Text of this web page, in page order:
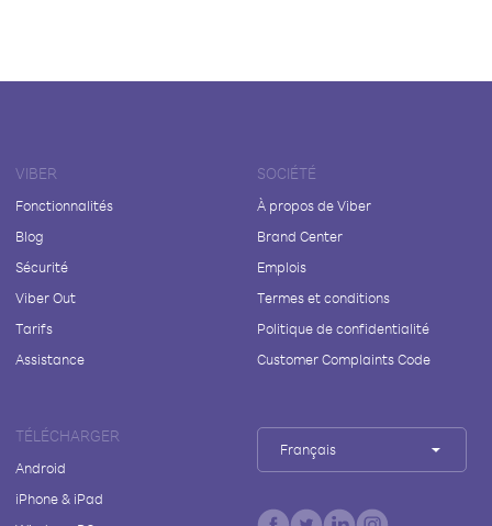
VIBER
Fonctionnalités
Blog
Sécurité
Viber Out
Tarifs
Assistance
SOCIÉTÉ
À propos de Viber
Brand Center
Emplois
Termes et conditions
Politique de confidentialité
Customer Complaints Code
TÉLÉCHARGER
Android
iPhone & iPad
Français